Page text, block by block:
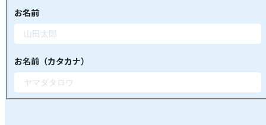
お名前
お名前（カタカナ）